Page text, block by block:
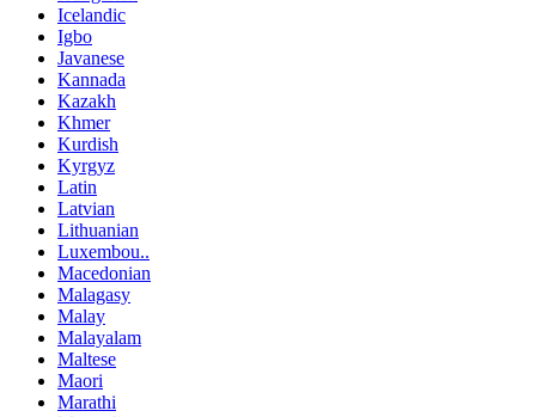
Icelandic
Igbo
Javanese
Kannada
Kazakh
Khmer
Kurdish
Kyrgyz
Latin
Latvian
Lithuanian
Luxembou..
Macedonian
Malagasy
Malay
Malayalam
Maltese
Maori
Marathi